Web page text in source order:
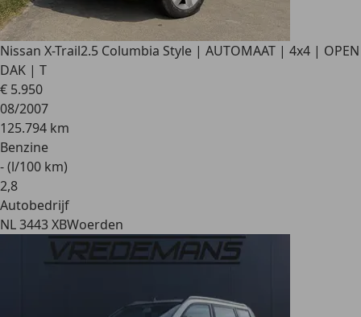
Nissan X-Trail2.5 Columbia Style | AUTOMAAT | 4x4 | OPEN
DAK | T
€ 5.950
08/2007
125.794 km
Benzine
- (l/100 km)
2,8
Autobedrijf
NL 3443 XBWoerden